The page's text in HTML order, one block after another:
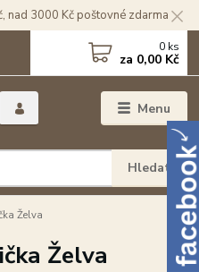
nad 3000 Kč poštovné zdarma
Menu
Hledat
0 ks
za 0,00 Kč
Želva
Želva